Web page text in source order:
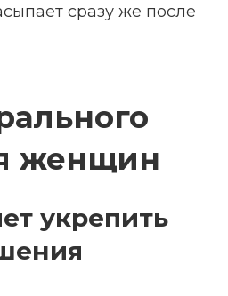
сразу же после
женщин
укрепить